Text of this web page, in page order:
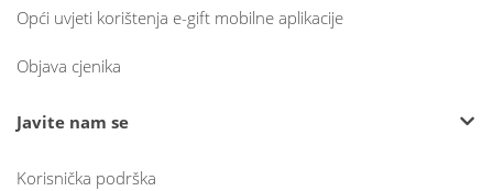
Opći uvjeti korištenja e-gift mobilne aplikacije
Objava cjenika
Javite nam se
Korisnička podrška